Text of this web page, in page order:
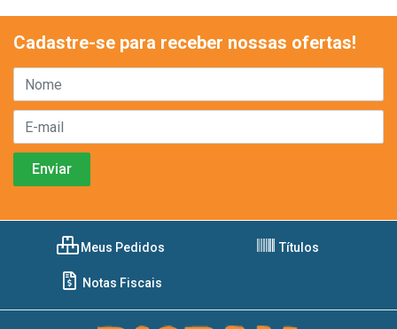
Cadastre-se para receber nossas ofertas!
Meus Pedidos Títulos
Notas Fiscais